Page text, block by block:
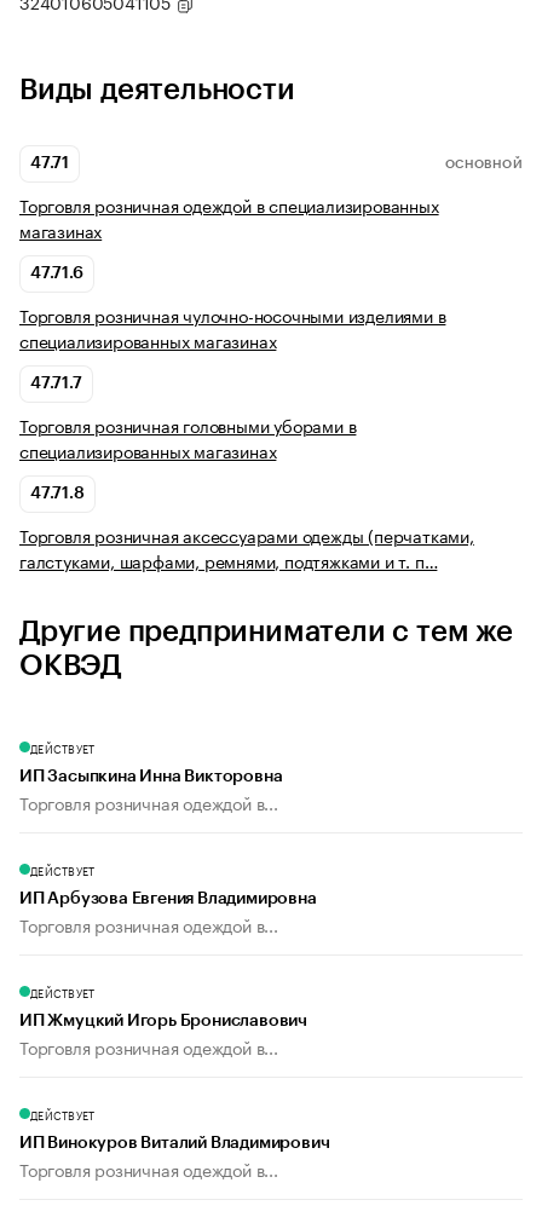
Виды деятельности
47.71 ОСНОВНОЙ
Торговля розничная одеждой в специализированных
магазинах
47.71.6
Торговля розничная чулочно-носочными изделиями в
специализированных магазинах
47.71.7
Торговля розничная головными уборами в
специализированных магазинах
47.71.8
Торговля розничная аксессуарами одежды (перчатками,
галстуками, шарфами, ремнями, подтяжками и т. п…
Другие предприниматели с тем же
ОКВЭД
ДЕЙСТВУЕТ
ИП Засыпкина Инна Викторовна
Торговля розничная одеждой в...
ДЕЙСТВУЕТ
ИП Арбузова Евгения Владимировна
Торговля розничная одеждой в...
ДЕЙСТВУЕТ
ИП Жмуцкий Игорь Брониславович
Торговля розничная одеждой в...
ДЕЙСТВУЕТ
ИП Винокуров Виталий Владимирович
Торговля розничная одеждой в...